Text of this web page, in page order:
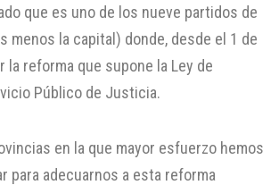
que es uno de los nueve partidos de
menos la capital) donde, desde el 1 de
la reforma que supone la Ley de
Público de Justicia.
en la que mayor esfuerzo hemos
para adecuarnos a esta reforma